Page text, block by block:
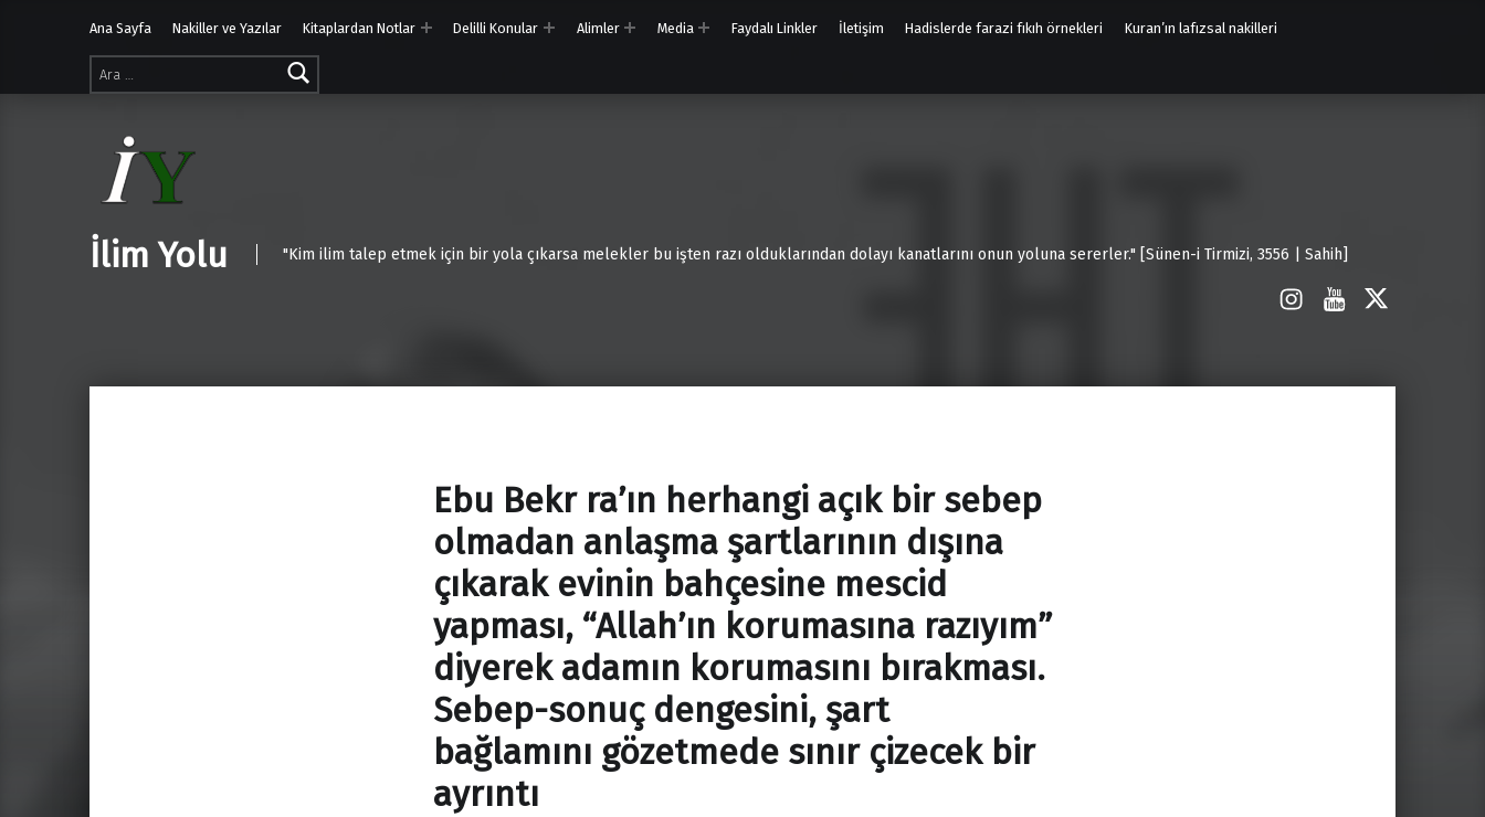
Arama:
Ana Sayfa Nakiller ve Yazılar Kitaplardan Notlar Delilli Konular Alimler Media Faydalı Linkler İletişim Hadislerde farazi fıkıh örnekleri Kuran’ın lafızsal nakilleri
İlim Yolu "Kim ilim talep etmek için bir yola çıkarsa melekler bu işten razı olduklarından dolayı kanatlarını onun yoluna sererler." [Sünen-i Tirmizi, 3556 | Sahih]
İnstagram
Youtube
Ebu Bekr ra’ın herhangi açık bir sebep
olmadan anlaşma şartlarının dışına
çıkarak evinin bahçesine mescid
yapması, “Allah’ın korumasına razıyım”
diyerek adamın korumasını bırakması.
Sebep-sonuç dengesini, şart
bağlamını gözetmede sınır çizecek bir
ayrıntı